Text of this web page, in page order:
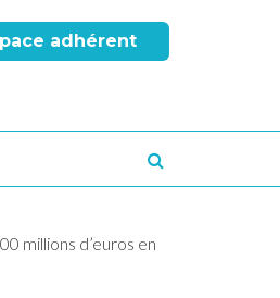
adhérent
millions d’euros en